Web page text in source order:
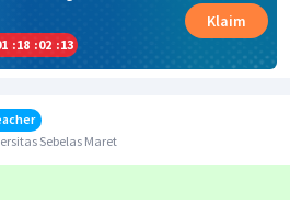
:18 :02 :13
Klaim
Sebelas Maret